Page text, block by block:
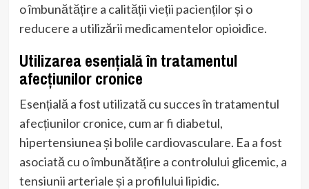
o îmbunătățire a calității vieții pacienților și o
reducere a utilizării medicamentelor opioidice.
Utilizarea esențială în tratamentul
afecțiunilor cronice
Esențială a fost utilizată cu succes în tratamentul
afecțiunilor cronice, cum ar fi diabetul,
hipertensiunea și bolile cardiovasculare. Ea a fost
asociată cu o îmbunătățire a controlului glicemic, a
tensiunii arteriale și a profilului lipidic.